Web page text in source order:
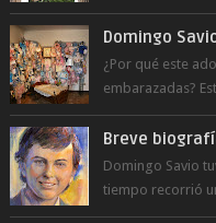
a la juventud para
Domingo
¿Por qué este
embarazadas?
día le pide a Don
Breve
Domingo Savio
tiempo recorrió
del Espíritu Santo